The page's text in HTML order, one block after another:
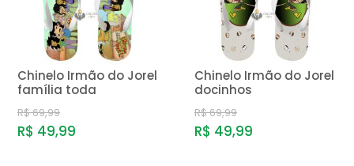
Chinelo Irmão do Jorel
família toda
R$ 69,99
R$ 49,99
Chinelo Irmão do Jorel
docinhos
R$ 69,99
R$ 49,99